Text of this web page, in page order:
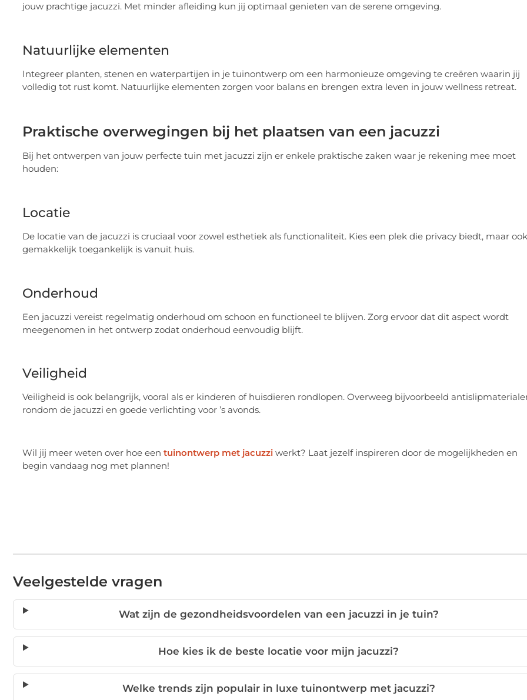
jouw prachtige jacuzzi. Met minder afleiding kun jij optimaal genieten van de serene omgeving.
Natuurlijke elementen
Integreer planten, stenen en waterpartijen in je tuinontwerp om een harmonieuze omgeving te creëren waarin jij
volledig tot rust komt. Natuurlijke elementen zorgen voor balans en brengen extra leven in jouw wellness retreat.
Praktische overwegingen bij het plaatsen van een jacuzzi
Bij het ontwerpen van jouw perfecte tuin met jacuzzi zijn er enkele praktische zaken waar je rekening mee moet
houden:
Locatie
De locatie van de jacuzzi is cruciaal voor zowel esthetiek als functionaliteit. Kies een plek die privacy biedt, maar ook
gemakkelijk toegankelijk is vanuit huis.
Onderhoud
Een jacuzzi vereist regelmatig onderhoud om schoon en functioneel te blijven. Zorg ervoor dat dit aspect wordt
meegenomen in het ontwerp zodat onderhoud eenvoudig blijft.
Veiligheid
Veiligheid is ook belangrijk, vooral als er kinderen of huisdieren rondlopen. Overweeg bijvoorbeeld
rondom de jacuzzi en goede verlichting voor ’s avonds.
Wil jij meer weten over hoe een tuinontwerp met jacuzzi werkt? Laat jezelf inspireren door de mogelijkheden en
begin vandaag nog met plannen!
Veelgestelde vragen
Wat zijn de gezondheidsvoordelen van een jacuzzi in je tuin?
Hoe kies ik de beste locatie voor mijn jacuzzi?
Welke trends zijn populair in luxe tuinontwerp met jacuzzi?